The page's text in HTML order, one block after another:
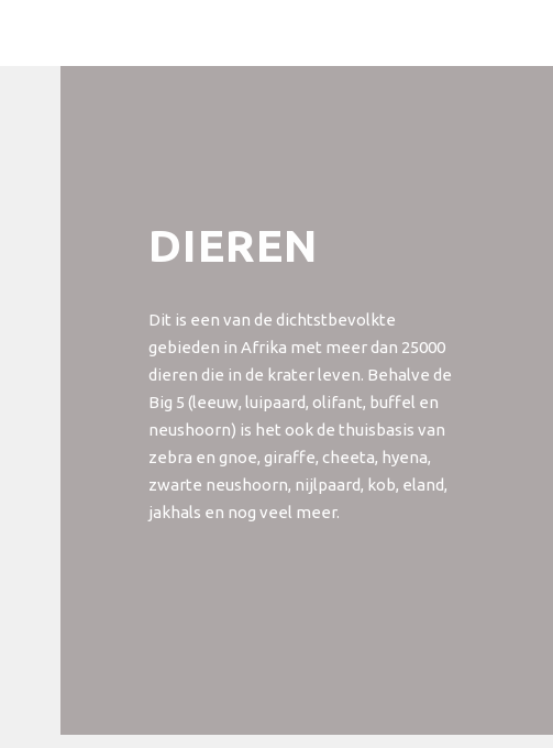
DIEREN
Dit is een van de dichtstbevolkte
gebieden in Afrika met meer dan 25000
dieren die in de krater leven. Behalve de
Big 5 (leeuw, luipaard, olifant, buffel en
neushoorn) is het ook de thuisbasis van
zebra en gnoe, giraffe, cheeta, hyena,
zwarte neushoorn, nijlpaard, kob, eland,
jakhals en nog veel meer.